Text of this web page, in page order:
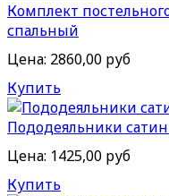
Комплект
спальный
Цена: 2860,00 руб
Купить
Пододеяльники сатин
Цена: 1425,00 руб
Купить